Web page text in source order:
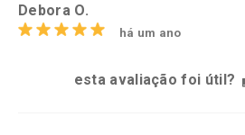
Debora O.
há um ano
esta avaliação foi útil?